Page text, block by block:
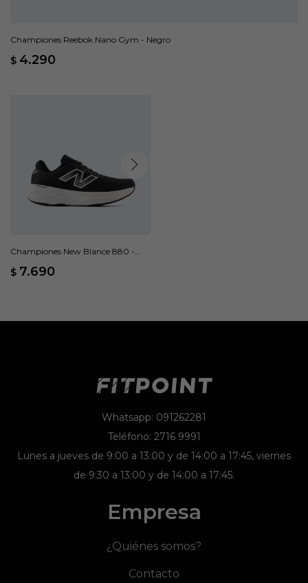
Championes Reebok Nano Gym - Negro
$ 4.290
Championes New Blance 880 -
$ 7.690
Whatsapp: 091262281
Teléfono: 2716 9991
Lunes a jueves de 9:00 a 13:00 y de 14:00 a 17:45, viernes
de 9:30 a 13:00 y de 14:00 a 17:45.
Empresa
¿Quiénes somos?
Contacto